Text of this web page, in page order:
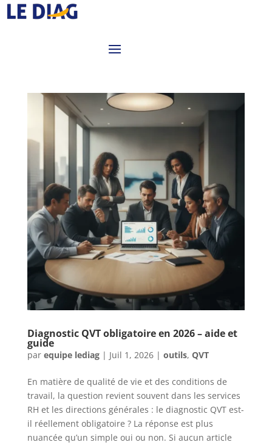
Diagnostic QVT obligatoire en 2026 – aide et
guide
par equipe lediag| Juil 1, 2026| outils, QVT
En matière de qualité de vie et des conditions de
travail, la question revient souvent dans les services
RH et les directions générales : le diagnostic QVT est-
il réellement obligatoire ? La réponse est plus
nuancée qu’un simple oui ou non. Si aucun article